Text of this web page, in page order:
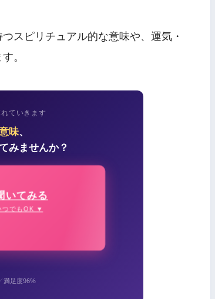
スピリチュアル的な意味や、運気・
。
ていきます
味、
みませんか？
いてみる
つでもOK ▼
満足度96%